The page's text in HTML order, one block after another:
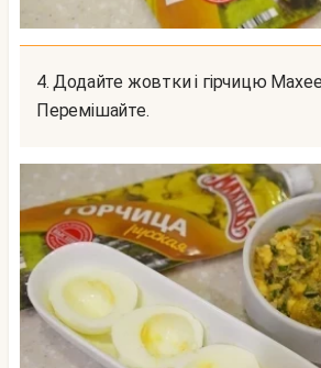
4. Додайте жовтки і гірчицю Махеев'.
Перемішайте.